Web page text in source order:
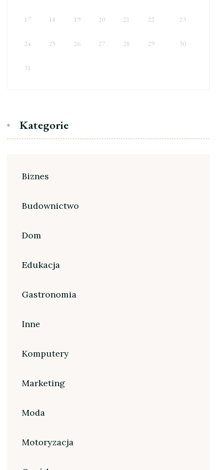
17 18 19 20 21 22 23
24 25 26 27 28 29 30
31
Kategorie
Biznes
Budownictwo
Dom
Edukacja
Gastronomia
Inne
Komputery
Marketing
Moda
Motoryzacja